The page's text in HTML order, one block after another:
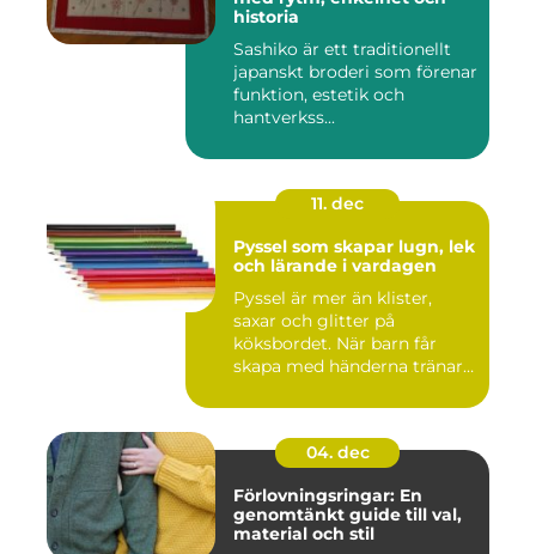
historia
Sashiko är ett traditionellt
japanskt broderi som förenar
funktion, estetik och
hantverkss...
11. dec
Pyssel som skapar lugn, lek
och lärande i vardagen
Pyssel är mer än klister,
saxar och glitter på
köksbordet. När barn får
skapa med händerna tränar
04. dec
Förlovningsringar: En
genomtänkt guide till val,
material och stil